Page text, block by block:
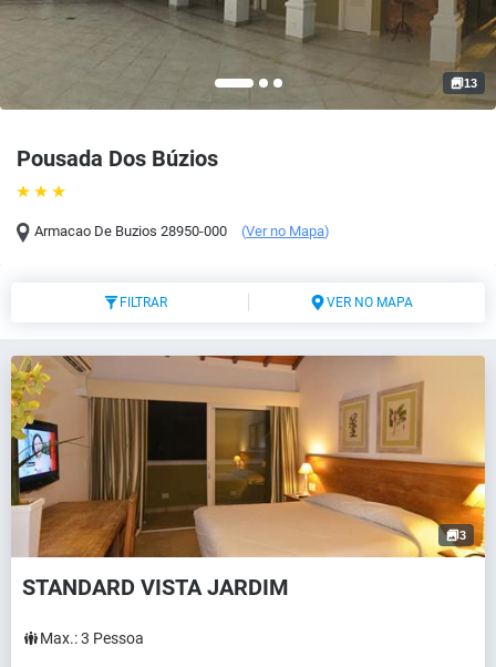
Pousada Dos Búzios
Armacao De Buzios 28950-000 (Ver no Mapa)
13
FILTRAR VER NO MAPA
3
STANDARD VISTA JARDIM
Max.:3 Pessoa